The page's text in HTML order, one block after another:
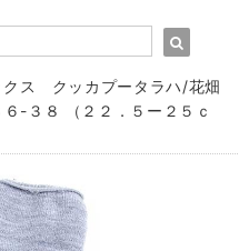
ス クッカプータラハ/花畑
-３８ （２２．５ー２５ｃ